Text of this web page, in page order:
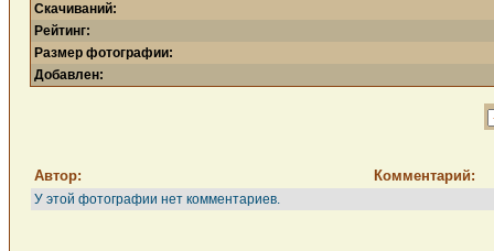
Скачиваний:
Рейтинг:
Размер фотографии:
Добавлен:
Автор: Комментарий:
У этой фотографии нет комментариев.